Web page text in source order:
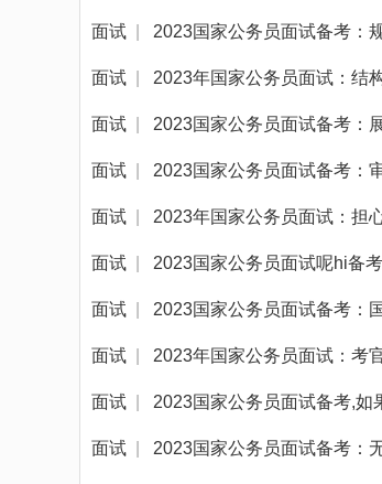
面试 2023国家公务员面试备考：
面试 2023年国家公务员面试：结
面试 2023国家公务员面试备考：
面试 2023国家公务员面试备考：
面试 2023年国家公务员面试：担
面试 2023国家公务员面试呢hi备
面试 2023国家公务员面试备考：
面试 2023年国家公务员面试：考
面试 2023国家公务员面试备考,如
面试 2023国家公务员面试备考：